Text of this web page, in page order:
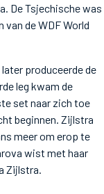
De Tsjechische was
de WDF World
produceerde de
leg kwam de
set naar zich toe
beginnen. Zijlstra
meer om erop te
wist met haar
Zijlstra.